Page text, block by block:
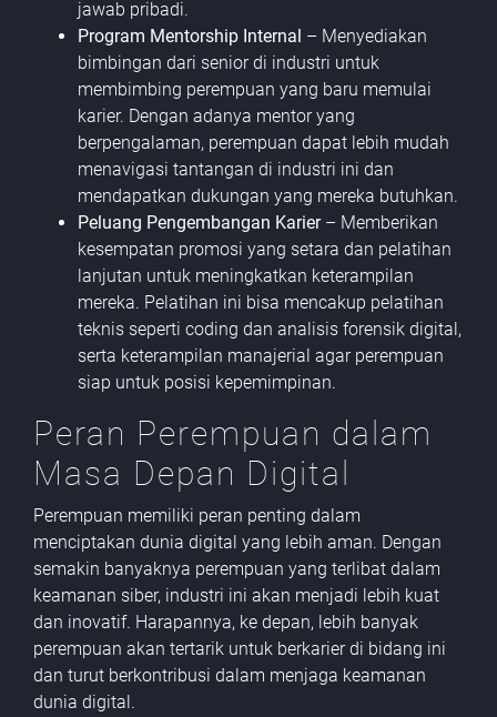
jawab pribadi.
Program Mentorship Internal – Menyediakan
bimbingan dari senior di industri untuk
membimbing perempuan yang baru memulai
karier. Dengan adanya mentor yang
berpengalaman, perempuan dapat lebih mudah
menavigasi tantangan di industri ini dan
mendapatkan dukungan yang mereka butuhkan.
Peluang Pengembangan Karier– Memberikan
kesempatan promosi yang setara dan pelatihan
lanjutan untuk meningkatkan keterampilan
mereka. Pelatihan ini bisa mencakup pelatihan
teknis seperti coding dan analisis forensik digital,
serta keterampilan manajerial agar perempuan
siap untuk posisi kepemimpinan.
Peran Perempuan dalam
Masa Depan Digital
Perempuan memiliki peran penting dalam
menciptakan dunia digital yang lebih aman. Dengan
semakin banyaknya perempuan yang terlibat dalam
keamanan siber, industri ini akan menjadi lebih kuat
dan inovatif. Harapannya, ke depan, lebih banyak
perempuan akan tertarik untuk berkarier di bidang ini
dan turut berkontribusi dalam menjaga keamanan
dunia digital.